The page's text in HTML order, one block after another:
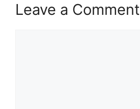
Leave a Comment